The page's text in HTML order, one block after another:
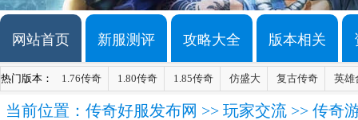
网站首页 新服测评 攻略大全 版本相关
热门版本： 1.76传奇 1.80传奇 1.85传奇 仿盛大 复古传奇 英雄
当前位置： 传奇好服发布网 >> 玩家交流 >> 传奇